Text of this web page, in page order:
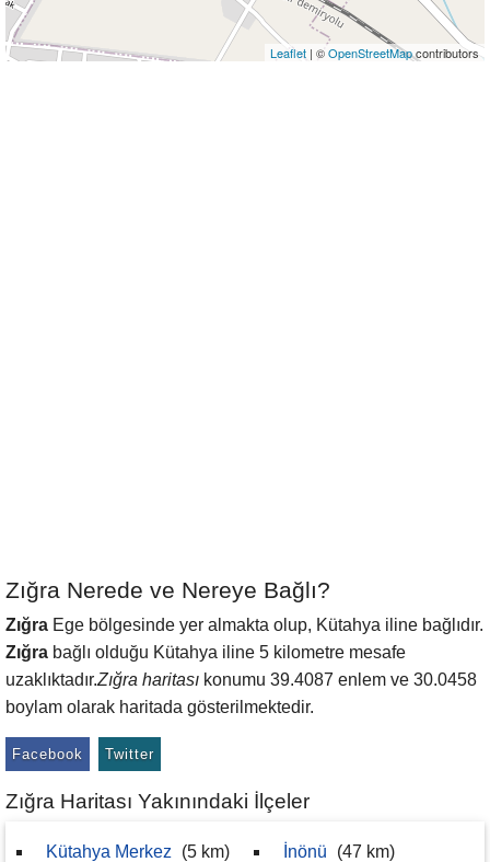
Leaflet | ©OpenStreetMapcontributors
Zığra Nerede ve Nereye Bağlı?
Zığra Ege bölgesinde yer almakta olup, Kütahya iline bağlıdır.
Zığra bağlı olduğu Kütahya iline 5 kilometre mesafe
uzaklıktadır.Zığra haritası konumu 39.4087 enlem ve 30.0458
boylam olarak haritada gösterilmektedir.
Facebook Twitter
Zığra Haritası Yakınındaki İlçeler
Kütahya Merkez (5 km) İnönü (47 km)